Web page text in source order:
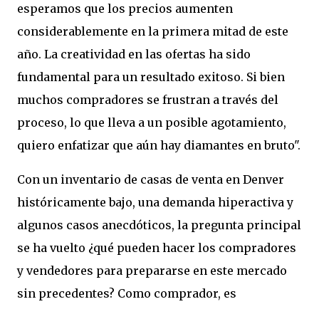
esperamos que los precios aumenten
considerablemente en la primera mitad de este
año. La creatividad en las ofertas ha sido
fundamental para un resultado exitoso. Si bien
muchos compradores se frustran a través del
proceso, lo que lleva a un posible agotamiento,
quiero enfatizar que aún hay diamantes en bruto".
Con un inventario de casas de venta en Denver
históricamente bajo, una demanda hiperactiva y
algunos casos anecdóticos, la pregunta principal
se ha vuelto ¿qué pueden hacer los compradores
y vendedores para prepararse en este mercado
sin precedentes? Como comprador, es